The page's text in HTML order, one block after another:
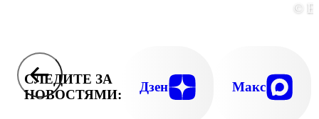
©
СЛЕДИТЕ ЗА
НОВОСТЯМИ:
Дзен Макс